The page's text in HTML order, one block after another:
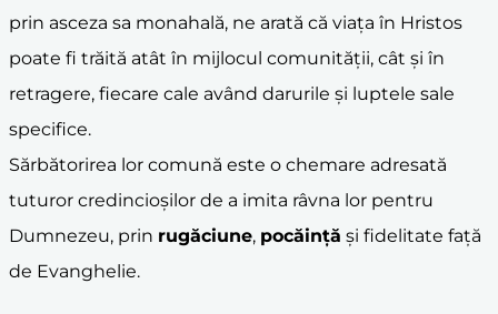
prin asceza sa monahală, ne arată că viața în Hristos
poate fi trăită atât în mijlocul comunității, cât și în
retragere, fiecare cale având darurile și luptele sale
specifice.
Sărbătorirea lor comună este o chemare adresată
tuturor credincioșilor de a imita râvna lor pentru
Dumnezeu, prin rugăciune, pocăință și fidelitate față
de Evanghelie.